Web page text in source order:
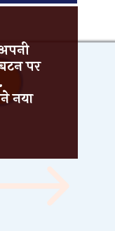
पर
नया